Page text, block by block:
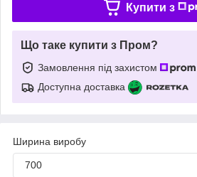
Купити з
Що таке купити з Пром?
Замовлення під захистом
Доступна доставка
Ширина виробу
700